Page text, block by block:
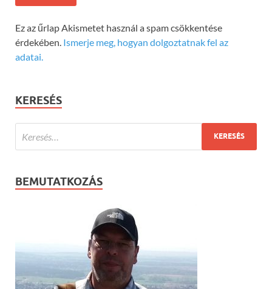
Ez az űrlap Akismetet használ a spam csökkentése
érdekében. Ismerje meg, hogyan dolgoztatnak fel az
adatai.
KERESÉS
BEMUTATKOZÁS